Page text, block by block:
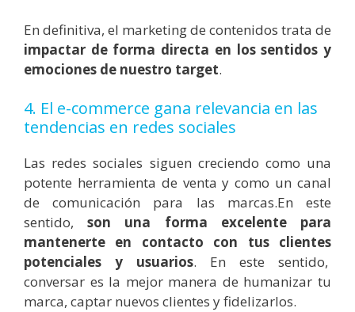
En definitiva, el marketing de contenidos trata de
impactar de forma directa en los sentidos y
emociones de nuestro target.
4. El e-commerce gana relevancia en las
tendencias en redes sociales
Las redes sociales siguen creciendo como una
potente herramienta de venta y como un canal
de comunicación para las marcas.En este
sentido,son una forma excelente para
mantenerte en contacto con tus clientes
potenciales y usuarios. En este sentido,
conversar es la mejor manera de humanizar tu
marca, captar nuevos clientes y fidelizarlos.